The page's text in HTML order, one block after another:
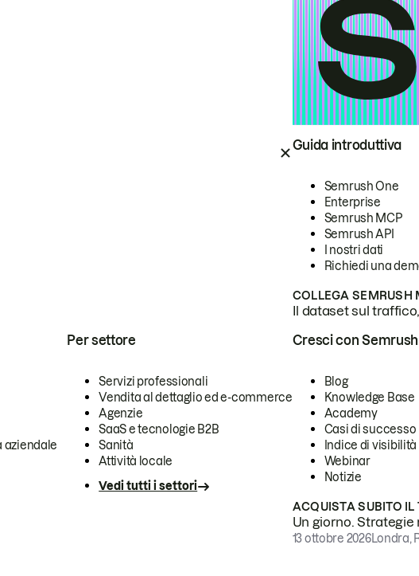
Guida introduttiva
Semrush One
Enterprise
Semrush MCP
Semrush API
I nostri dati
Richiedi una
COLLEGA SEMRUSH
Il dataset sul
aziendale
Per settore
Servizi professionali
Vendita al dettaglio ed e-commerce
Agenzie
SaaS e tecnologie B2B
Sanità
Attività locale
Vedi tutti i settori
Cresci con Semrush
Blog
Knowledge Base
Academy
Casi di successo
Indice di visibilità
Webinar
Notizie
ACQUISTA SUBITO IL
Un giorno.
13 ottobre 2026Londra,